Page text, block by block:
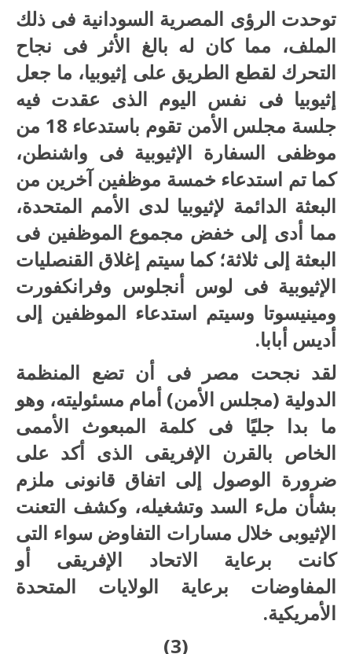
توحدت الرؤى المصرية السودانية فى ذلك
الملف، مما كان له بالغ الأثر فى نجاح
التحرك لقطع الطريق على إثيوبيا، ما جعل
إثيوبيا فى نفس اليوم الذى عقدت فيه
جلسة مجلس الأمن تقوم باستدعاء 18 من
موظفى السفارة الإثيوبية فى واشنطن،
كما تم استدعاء خمسة موظفين آخرين من
البعثة الدائمة لإثيوبيا لدى الأمم المتحدة،
مما أدى إلى خفض مجموع الموظفين فى
البعثة إلى ثلاثة؛ كما سيتم إغلاق القنصليات
الإثيوبية فى لوس أنجلوس وفرانكفورت
ومينيسوتا وسيتم استدعاء الموظفين إلى
أديس أبابا.
لقد نجحت مصر فى أن تضع المنظمة
الدولية (مجلس الأمن) أمام مسئوليته، وهو
ما بدا جليًا فى كلمة المبعوث الأممى
الخاص بالقرن الإفريقى الذى أكد على
ضرورة الوصول إلى اتفاق قانونى ملزم
بشأن ملء السد وتشغيله، وكشف التعنت
الإثيوبى خلال مسارات التفاوض سواء التى
كانت برعاية الاتحاد الإفريقى أو
المفاوضات برعاية الولايات المتحدة
الأمريكية.